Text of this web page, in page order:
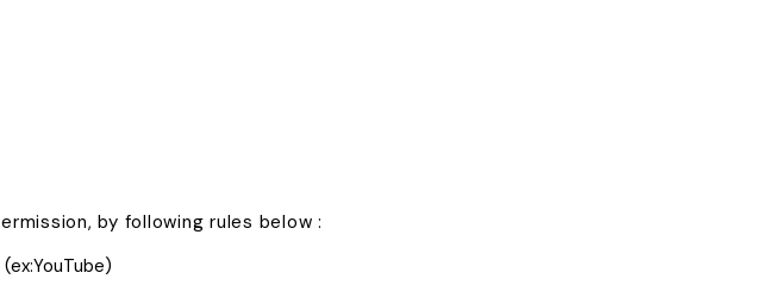
by following rules below :